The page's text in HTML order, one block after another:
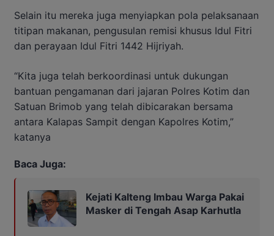
Selain itu mereka juga menyiapkan pola pelaksanaan
titipan makanan, pengusulan remisi khusus Idul Fitri
dan perayaan Idul Fitri 1442 Hijriyah.
“Kita juga telah berkoordinasi untuk dukungan
bantuan pengamanan dari jajaran Polres Kotim dan
Satuan Brimob yang telah dibicarakan bersama
antara Kalapas Sampit dengan Kapolres Kotim,”
katanya
Baca Juga:
Kejati Kalteng Imbau Warga Pakai
Masker di Tengah Asap Karhutla